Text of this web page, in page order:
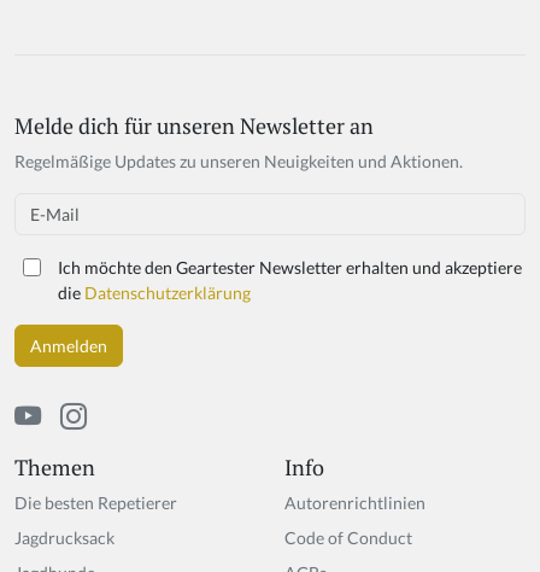
Themen
Die besten Repetierer
Jagdrucksack
Info
Autorenrichtlinien
Code of Conduct
If
y
h
a
n,
ig
n
o
r
Melde dich für unseren Newsletter an
Regelmäßige Updates zu unseren Neuigkeiten und Aktionen.
Email
Ich möchte den Geartester Newsletter erhalten und akzeptiere
die Datenschutzerklärung